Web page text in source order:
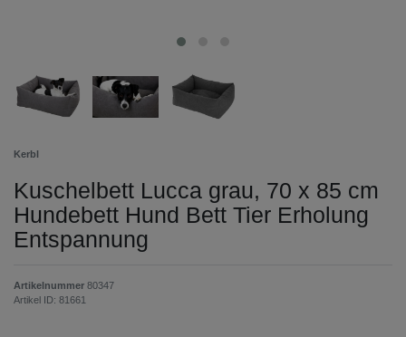
Kerbl
Kuschelbett Lucca grau, 70 x 85 cm
Hundebett Hund Bett Tier Erholung
Entspannung
Artikelnummer 80347
Artikel ID: 81661